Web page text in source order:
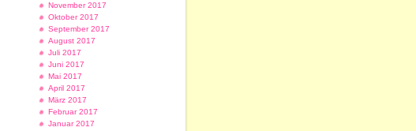
November 2017
Oktober 2017
September 2017
August 2017
Juli 2017
Juni 2017
Mai 2017
April 2017
März 2017
Februar 2017
Januar 2017